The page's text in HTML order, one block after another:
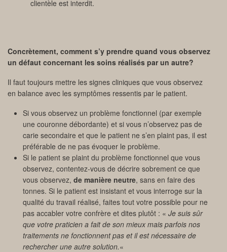
clientèle est interdit.
Concrètement, comment s’y prendre quand vous observez
un défaut concernant les soins réalisés par un autre?
Il faut toujours mettre les signes cliniques que vous observez
en balance avec les symptômes ressentis par le patient.
Si vous observez un problème fonctionnel (par exemple
une couronne débordante) et si vous n’observez pas de
carie secondaire et que le patient ne s’en plaint pas, il est
préférable de ne pas évoquer le problème.
Si le patient se plaint du problème fonctionnel que vous
observez, contentez-vous de décrire sobrement ce que
vous observez, de manière neutre, sans en faire des
tonnes. Si le patient est insistant et vous interroge sur la
qualité du travail réalisé, faites tout votre possible pour ne
pas accabler votre confrère et dites plutôt : « Je suis sûr
que votre praticien a fait de son mieux mais parfois nos
traitements ne fonctionnent pas et il est nécessaire de
rechercher une autre solution.«